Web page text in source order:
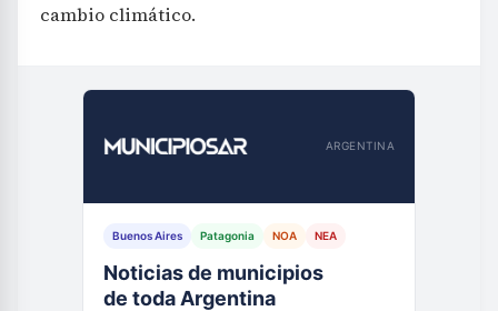
cambio climático.
ARGENTINA
Buenos Aires Patagonia NOA NEA
Noticias de municipios
de toda Argentina